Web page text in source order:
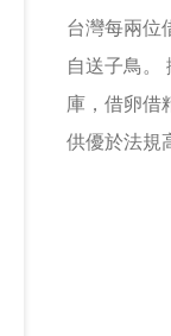
台中辦事處
高雄辦事處
台灣每兩位
自送子鳥。
庫，借卵借
供優於法規